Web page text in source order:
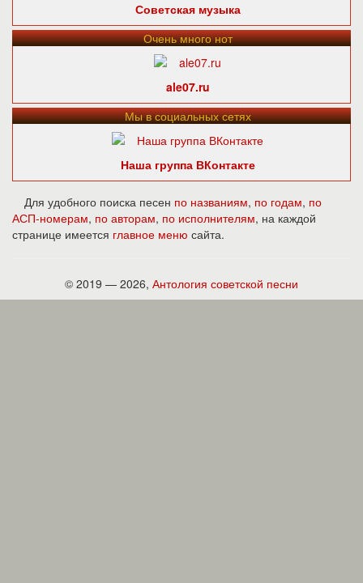
Советская музыка
Очень много нот
ale07.ru
Мы в социальных сетях
Наша группа ВКонтакте
Для удобного поиска песен по названиям, по годам, по
АСП-номерам, по авторам, по исполнителям, на каждой
странице имеется главное меню сайта.
© 2019 — 2026, Антология советской песни